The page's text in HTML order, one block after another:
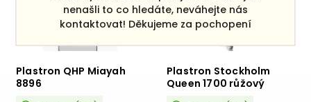
nenašli to co hledáte, neváhejte nás
kontaktovat! Děkujeme za pochopení
Plastron QHP Miayah
8896
Plastron Stockholm
Queen 1700 růžový